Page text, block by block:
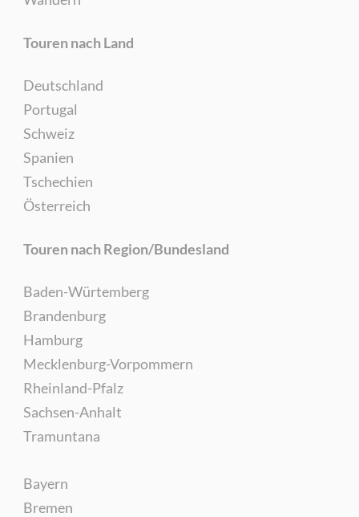
Touren nach Land
Deutschland
Portugal
Schweiz
Spanien
Tschechien
Österreich
Touren nach Region/Bundesland
Baden-Würtemberg
Brandenburg
Hamburg
Mecklenburg-Vorpommern
Rheinland-Pfalz
Sachsen-Anhalt
Tramuntana
Bayern
Bremen